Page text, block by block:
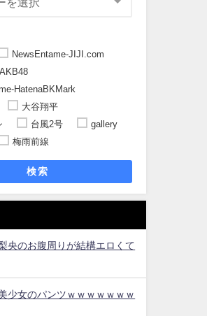
NewsEntame-JIJI.com
AKB48
HatenaBKMark
大谷翔平
台風2号
gallery
梅雨前線
検索
央のお腹周りが結構エロくて
少女のパンツｗｗｗｗｗｗｗ